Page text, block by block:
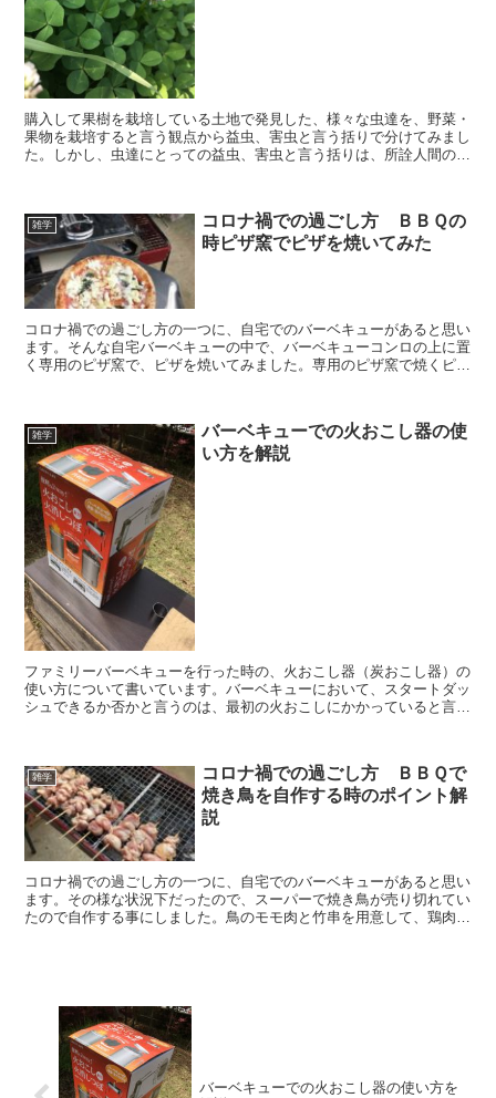
購入して果樹を栽培している土地で発見した、様々な虫達を、野菜・
果物を栽培すると言う観点から益虫、害虫と言う括りで分けてみまし
た。しかし、虫達にとっての益虫、害虫と言う括りは、所詮人間の勝
雑学
コロナ禍での過ごし方 ＢＢＱの
時ピザ窯でピザを焼いてみた
コロナ禍での過ごし方の一つに、自宅でのバーベキューがあると思い
ます。そんな自宅バーベキューの中で、バーベキューコンロの上に置
く専用のピザ窯で、ピザを焼いてみました。専用のピザ窯で焼くピザ
雑学
バーベキューでの火おこし器の使
い方を解説
ファミリーバーベキューを行った時の、火おこし器（炭おこし器）の
使い方について書いています。バーベキューにおいて、スタートダッ
シュできるか否かと言うのは、最初の火おこしにかかっていると言っ
雑学
コロナ禍での過ごし方 ＢＢＱで
焼き鳥を自作する時のポイント解
説
コロナ禍での過ごし方の一つに、自宅でのバーベキューがあると思い
ます。その様な状況下だったので、スーパーで焼き鳥が売り切れてい
たので自作する事にしました。鳥のモモ肉と竹串を用意して、鶏肉を
バーベキューでの火おこし器の使い方を